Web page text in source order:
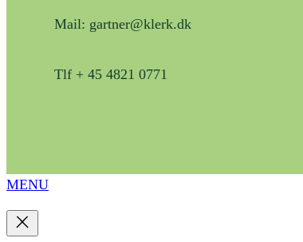
Mail: gartner@klerk.dk
Tlf + 45 4821 0771
MENU